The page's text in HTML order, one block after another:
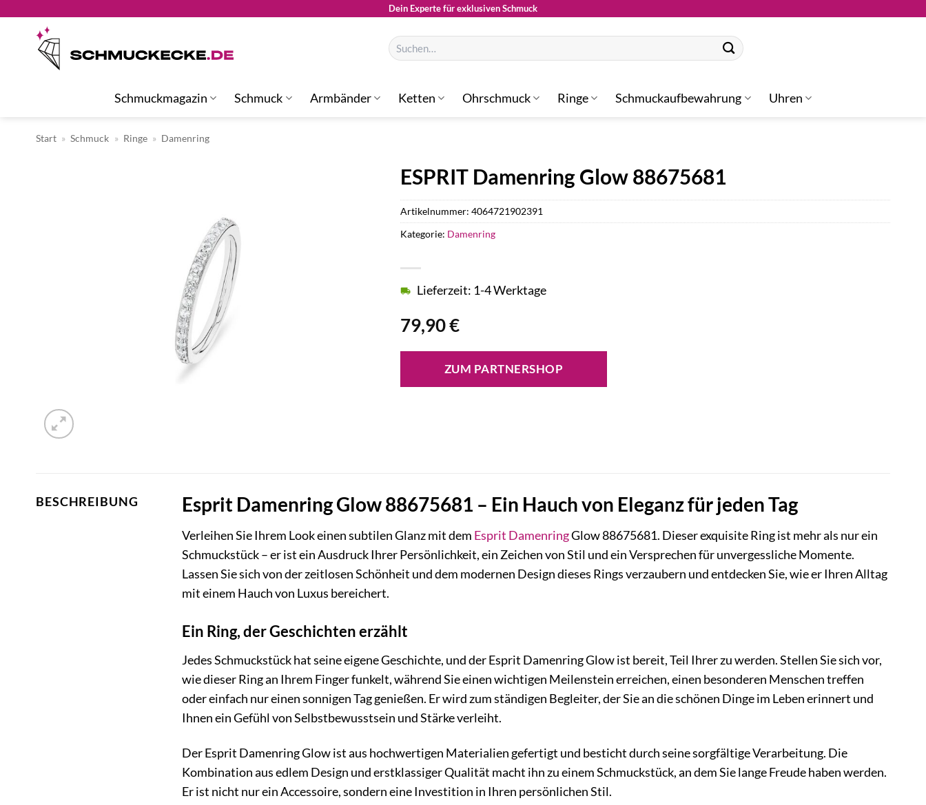
springen
Dein Experte für exklusiven Schmuck
Suchen
nach:
Schmuckmagazin Schmuck Armbänder Ketten Ohrschmuck Ringe Schmuckaufbewahrung Uhren
Start » Schmuck » Ringe » Damenring
ESPRIT Damenring Glow 88675681
79,90€
Lieferzeit: 1-4 Werktage
ZUM PARTNERSHOP
Artikelnummer:4064721902391
Kategorie: Damenring
BESCHREIBUNG Esprit Damenring Glow 88675681 – Ein Hauch von Eleganz für jeden Tag
Verleihen Sie Ihrem Look einen subtilen Glanz mit dem Esprit DamenringGlow 88675681. Dieser exquisite Ring ist mehr als nur ein
Schmuckstück – er ist ein Ausdruck Ihrer Persönlichkeit, ein Zeichen von Stil und ein Versprechen für unvergessliche Momente.
Lassen Sie sich von der zeitlosen Schönheit und dem modernen Design dieses Rings verzaubern und entdecken Sie, wie er Ihren Alltag
mit einem Hauch von Luxus bereichert.
Ein Ring, der Geschichten erzählt
Jedes Schmuckstück hat seine eigene Geschichte, und der Esprit Damenring Glow ist bereit, Teil Ihrer zu werden. Stellen Sie sich vor,
wie dieser Ring an Ihrem Finger funkelt, während Sie einen wichtigen Meilenstein erreichen, einen besonderen Menschen treffen
oder einfach nur einen sonnigen Tag genießen. Er wird zum ständigen Begleiter, der Sie an die schönen Dinge im Leben erinnert und
Ihnen ein Gefühl von Selbstbewusstsein und Stärke verleiht.
Der Esprit Damenring Glow ist aus hochwertigen Materialien gefertigt und besticht durch seine sorgfältige Verarbeitung. Die
Kombination aus edlem Design und erstklassiger Qualität macht ihn zu einem Schmuckstück, an dem Sie lange Freude haben werden.
Er ist nicht nur ein Accessoire, sondern eine Investition in Ihren persönlichen Stil.